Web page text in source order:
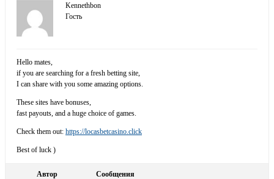
Kennethbon
Гость
Hello mates,
if you are searching for a fresh betting site,
I can share with you some amazing options.
These sites have bonuses,
fast payouts, and a huge choice of games.
Check them out: https://locasbetcasino.click
Best of luck )
Автор Сообщения